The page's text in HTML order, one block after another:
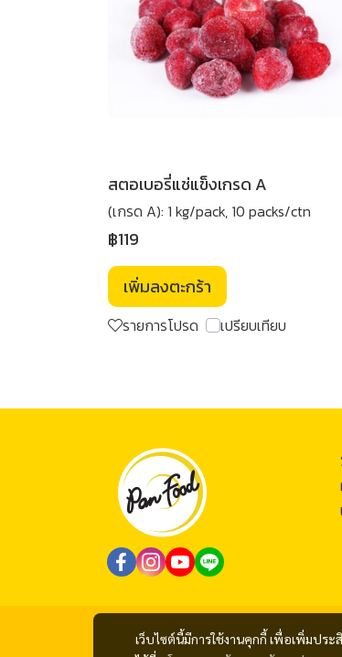
สตอเบอรี่แช่แข็งเกรด A
(เกรด A): 1 kg/pack, 10 packs/ctn
฿119
เพิ่มลงตะกร้า
รายการโปรด เปรียบเทียบ
เว็บไซต์นี้มีการใช้งานคุกกี้ เพื่อเพิ่มปร